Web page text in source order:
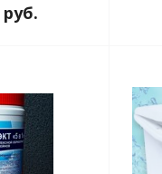
руб.